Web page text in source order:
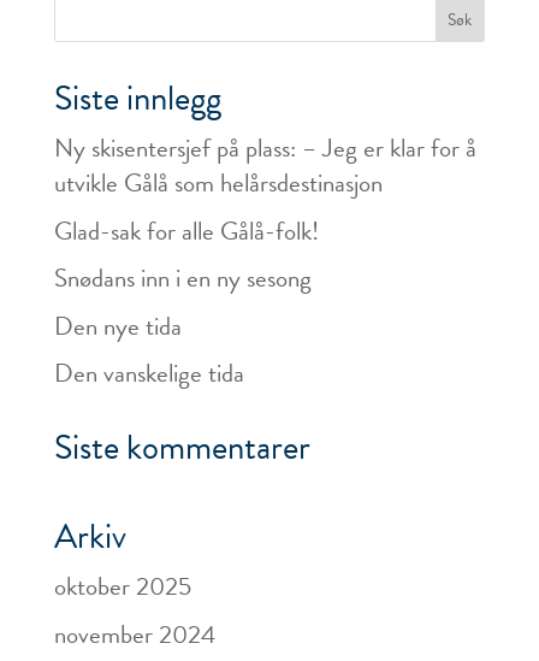
Siste innlegg
Ny skisentersjef på plass: – Jeg er klar for å
utvikle Gålå som helårsdestinasjon
Glad-sak for alle Gålå-folk!
Snødans inn i en ny sesong
Den nye tida
Den vanskelige tida
Siste kommentarer
Arkiv
oktober 2025
november 2024